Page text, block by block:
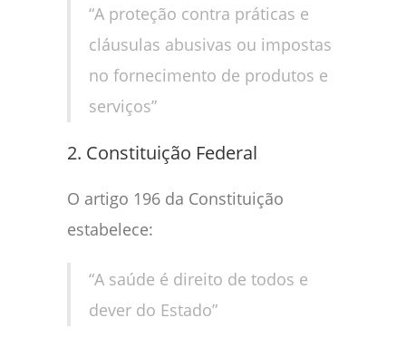
“A proteção contra práticas e
cláusulas abusivas ou impostas
no fornecimento de produtos e
serviços”
2. Constituição Federal
O artigo 196 da Constituição
estabelece:
“A saúde é direito de todos e
dever do Estado”